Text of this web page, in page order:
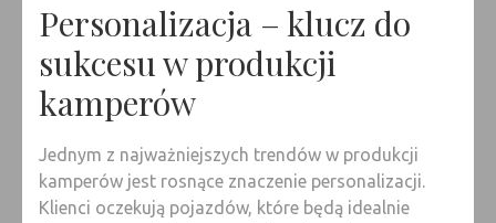
Personalizacja – klucz do
sukcesu w produkcji
kamperów
Jednym z najważniejszych trendów w produkcji
kamperów jest rosnące znaczenie personalizacji.
Klienci oczekują pojazdów, które będą idealnie